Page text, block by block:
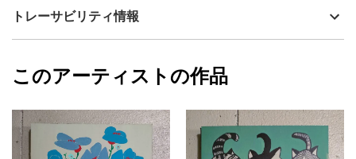
アクリル
カラー
赤
ジャンル
人物画
配送目安
二週間以内
画面環境によっては、若干色味が異なる可能性がございますがご
山口香代子
フォローする
トレーサビリティ情報
山口香代子
このアーティストの作品